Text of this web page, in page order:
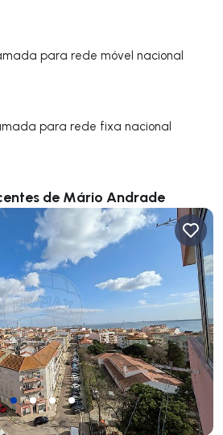
para rede móvel nacional
para rede fixa nacional
de Mário Andrade